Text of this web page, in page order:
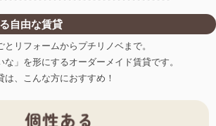
自由な賃貸
リフォームからプチリノベまで。
」を形にするオーダーメイド賃貸です。
、こんな方におすすめ！